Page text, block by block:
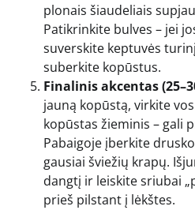
plonais šiaudeliais
Patikrinkite bulves – jei
suverskite keptuvės
suberkite kopūstus.
Finalinis akcentas
jauną kopūstą, virkite
kopūstas žieminis – gali
Pabaigoje įberkite
gausiai šviežių krapų.
dangtį ir leiskite sriubai
prieš pilstant į lėkštes.